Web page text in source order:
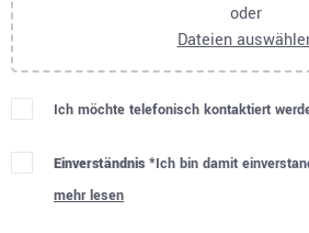
oder
Dateien
Ich möchte telefonisch kontaktiert
Einverständnis *Ich bin damit
mehr lesen